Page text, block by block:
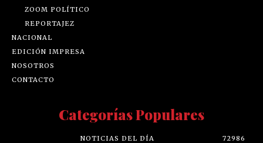
ZOOM POLÍTICO
REPORTAJEZ
NACIONAL
EDICIÓN IMPRESA
NOSOTROS
CONTACTO
Categorías Populares
NOTICIAS DEL DÍA
72986